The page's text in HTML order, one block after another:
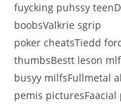
fuycking puhssy
boobsValkrie sgrip
poker cheatsTiedd
thumbsBestt leson
busyy milfsFullmetal
pemis